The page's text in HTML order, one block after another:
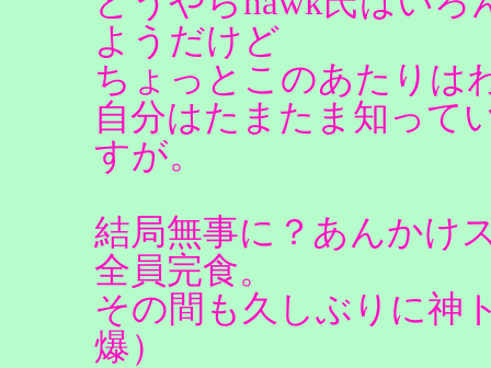
ようだけど
ちょっとこのあたりは
自分はたまたま知って
すが。
結局無事に？あんかけ
全員完食。
その間も久しぶりに神
爆）